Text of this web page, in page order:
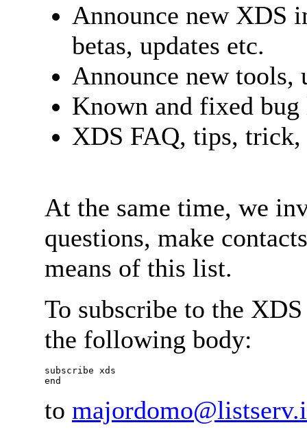
Announce new XDS
betas, updates etc.
Announce new
Known and fixed
XDS FAQ, tips,
At the same time, we
questions, make
means of this list.
To subscribe to the
the following body:
subscribe xds
to